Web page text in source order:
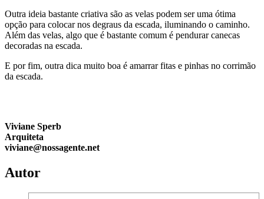
Outra ideia bastante criativa são as velas podem ser uma ótima
opção para colocar nos degraus da escada, iluminando o caminho.
Além das velas, algo que é bastante comum é pendurar canecas
decoradas na escada.
E por fim, outra dica muito boa é amarrar fitas e pinhas no corrimão
da escada.
Viviane Sperb
Arquiteta
viviane@nossagente.net
Autor